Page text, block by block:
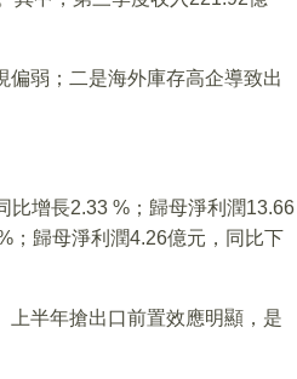
弱；二是海外庫存高企導致出
比增長2.33 %；歸母淨利潤13.66
；歸母淨利潤4.26億元，同比下
上半年搶出口前置效應明顯，是